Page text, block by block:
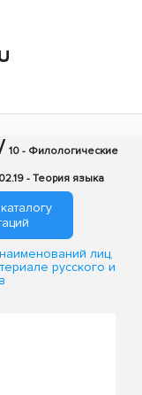
10 - Филологические
- Теория языка
лиц,
русского и